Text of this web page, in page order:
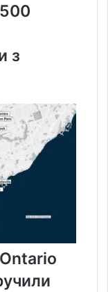
з